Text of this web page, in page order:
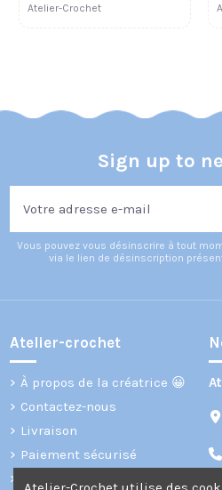
Atelier-Crochet
pour poupée
Peques et ses
Atelier-Crochet
Sign up to
Vous pouvez vous désinscrire à tout
via le lien de désinscription
Atelier-crochet
À propos de la créatrice 😀
Contactez-nous
Livraison
Paiement sécurisé